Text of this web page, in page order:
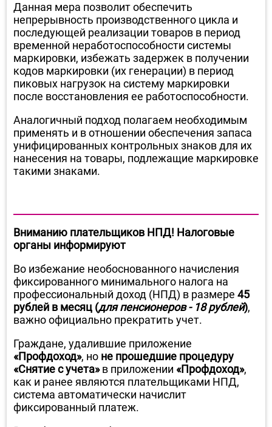
Данная мера позволит обеспечить
непрерывность производственного цикла и
последующей реализации товаров в период
временной неработоспособности системы
маркировки, избежать задержек в получении
кодов маркировки (их генерации) в период
пиковых нагрузок на систему маркировки
после восстановления ее работоспособности.
Аналогичный подход полагаем необходимым
применять и в отношении обеспечения запаса
унифицированных контрольных знаков для их
нанесения на товары, подлежащие маркировке
такими знаками.
Вниманию плательщиков НПД! Налоговые
органы информируют
Во избежание необоснованного начисления
фиксированного минимального налога на
профессиональный доход (НПД) в размере 45
рублей в месяц (для пенсионеров - 18 рублей),
важно официально прекратить учет.
Граждане, удалившие приложение
«Профдоход», но не прошедшие процедуру
«Снятие с учета»в приложении «Профдоход»,
как и ранее являются плательщиками НПД,
система автоматически начислит
фиксированный платеж.